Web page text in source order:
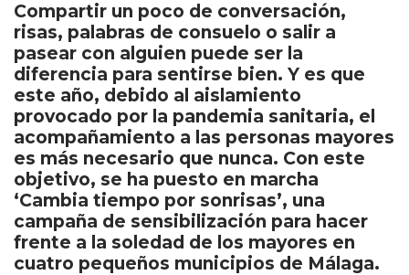
Compartir un poco de conversación,
risas, palabras de consuelo o salir a
pasear con alguien puede ser la
diferencia para sentirse bien. Y es que
este año, debido al aislamiento
provocado por la pandemia sanitaria, el
acompañamiento a las personas mayores
es más necesario que nunca. Con este
objetivo, se ha puesto en marcha
‘Cambia tiempo por sonrisas’, una
campaña de sensibilización para hacer
frente a la soledad de los mayores en
cuatro pequeños municipios de Málaga.